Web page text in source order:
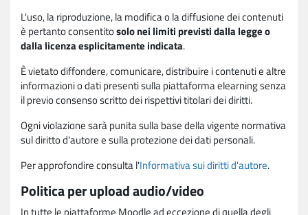
L'uso, la riproduzione, la modifica o la diffusione dei contenuti
è pertanto consentitosolo nei limiti previsti dalla legge o
dalla licenza esplicitamente indicata.
È vietato diffondere, comunicare, distribuire i contenuti e altre
informazioni o dati presenti sulla piattaforma elearning senza
il previo consenso scritto dei rispettivi titolari dei diritti.
Ogni violazione sarà punita sulla base della vigente normativa
sul diritto d'autore e sulla protezione dei dati personali.
Per approfondire consulta l'Informativa sui diritti d'autore.
Politica per upload audio/video
In tutte le piattaforme Moodle ad eccezione di quella degli